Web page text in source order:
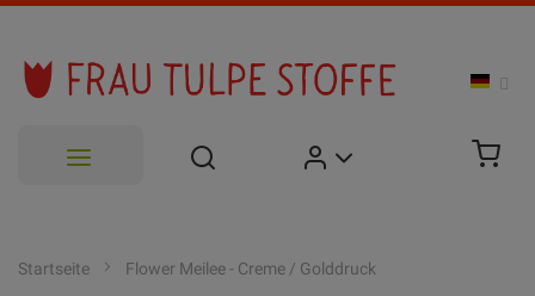
Startseite Flower Meilee - Creme / Golddruck